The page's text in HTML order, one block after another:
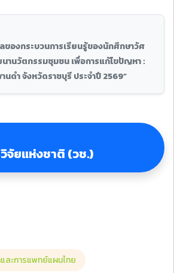
ของกระบวนการเรียนรู้ของนักศึกษาวัศ
นวัตกรรมชุมชน เพื่อการแก้ไขปัญหา :
ดำ จังหวัดราชบุรี ประจำปี 2569“
จัยแห่งชาติ (วช.)
ละการแพทย์แผนไทย